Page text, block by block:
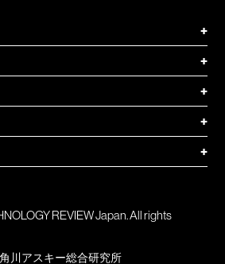
+
+
+
+
+
REVIEW Japan. All rights
川アスキー総合研究所